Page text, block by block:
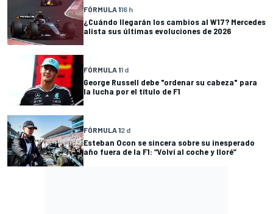
FÓRMULA 116 h
¿Cuándo llegarán los cambios al W17? Mercedes
alista sus últimas evoluciones de 2026
FÓRMULA 11 d
George Russell debe "ordenar su cabeza" para
la lucha por el título de F1
FÓRMULA 12 d
Esteban Ocon se sincera sobre su inesperado
año fuera de la F1: “Volví al coche y lloré”